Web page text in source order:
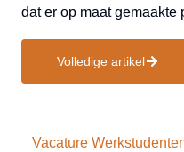
dat er op maat gemaakte
Volledige artikel
Vacature